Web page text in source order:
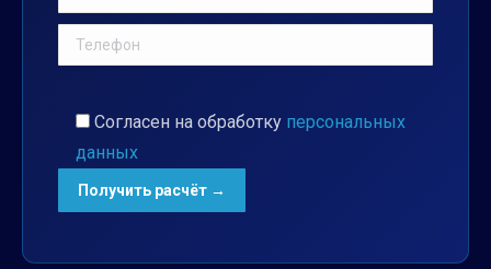
Согласен на обработку персональных
данных